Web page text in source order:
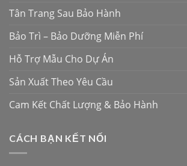
Tân Trang Sau Bảo Hành
Bảo Trì – Bảo Dưỡng Miễn Phí
Hỗ Trợ Mẫu Cho Dự Án
Sản Xuất Theo Yêu Cầu
Cam Kết Chất Lượng & Bảo Hành
CÁCH BẠN KẾT NỐI